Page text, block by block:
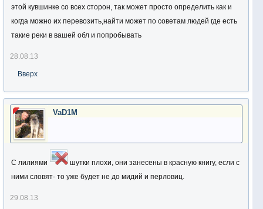
этой кувшинке со всех сторон, так может просто определить как и
когда можно их перевозить,найти может по советам людей где есть
такие реки в вашей обл и попробывать
28.08.13
Вверх
VaD1M
С лилиями
шутки плохи, они занесены в красную книгу, если с
ними словят- то уже будет не до мидий и перловиц.
29.08.13